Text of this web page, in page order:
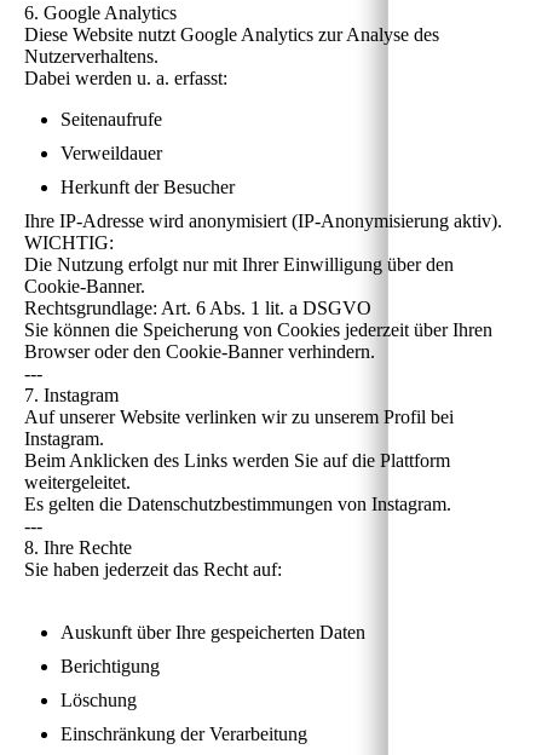
6. Google Analytics
Diese Website nutzt Google Analytics zur Analyse des
Nutzerverhaltens.
Dabei werden u. a. erfasst:
Seitenaufrufe
Verweildauer
Herkunft der Besucher
Ihre IP-Adresse wird anonymisiert (IP-Anonymisierung aktiv).
WICHTIG:
Die Nutzung erfolgt nur mit Ihrer Einwilligung über den
Cookie-Banner.
Rechtsgrundlage: Art. 6 Abs. 1 lit. a DSGVO
Sie können die Speicherung von Cookies jederzeit über Ihren
Browser oder den Cookie-Banner verhindern.
---
7. Instagram
Auf unserer Website verlinken wir zu unserem Profil bei
Instagram.
Beim Anklicken des Links werden Sie auf die Plattform
weitergeleitet.
Es gelten die Datenschutzbestimmungen von Instagram.
---
8. Ihre Rechte
Sie haben jederzeit das Recht auf:
Auskunft über Ihre gespeicherten Daten
Berichtigung
Löschung
Einschränkung der Verarbeitung